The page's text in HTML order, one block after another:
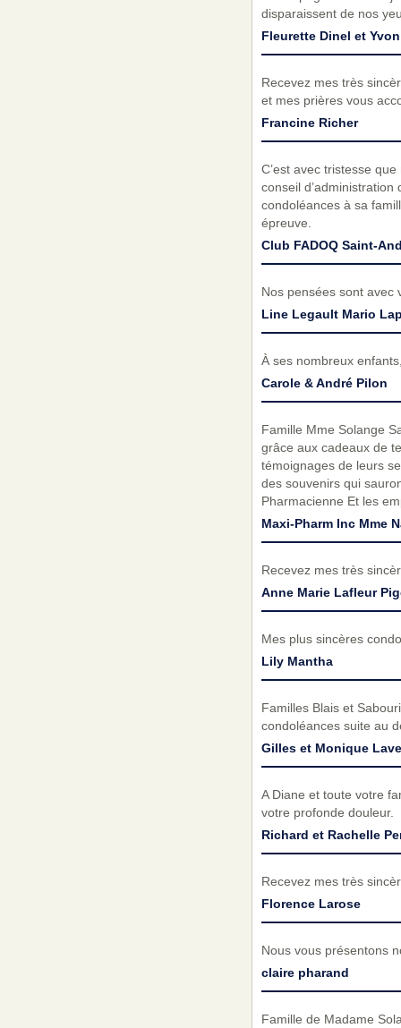
disparaissent de nos
Fleurette Dinel et
Recevez mes très
et mes prières vous
Francine Richer
C’est avec tristesse
conseil
condoléances à sa
épreuve.
Club FADOQ Saint-
Nos pensées sont avec
Line Legault Mario
À ses nombreux
Carole & André Pilon
Famille Mme Solange
grâce aux cadeaux de
témoignages de leurs
des souvenirs qui
Pharmacienne Et les
Maxi-Pharm Inc Mme
Recevez mes très
Anne Marie Lafleur
Mes plus sincères
Lily Mantha
Familles Blais et
condoléances suite au
Gilles et Monique
A Diane et toute votre
votre profonde douleur.
Richard et Rachelle
Recevez mes très
Florence Larose
Nous vous présentons
claire pharand
Famille de Madame